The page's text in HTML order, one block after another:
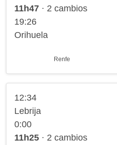
11h47 · 2 cambios
19:26
Orihuela
Renfe
12:34
Lebrija
0:00
11h25 · 2 cambios